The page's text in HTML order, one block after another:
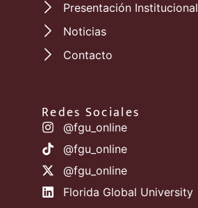
Presentación Institucional
Noticias
Contacto
Redes Sociales
@fgu_online
@fgu_online
@fgu_online
Florida Global University